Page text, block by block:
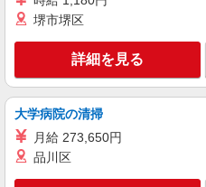
堺市堺区
詳細を見る
大学病院の清掃
月給 273,650円
品川区